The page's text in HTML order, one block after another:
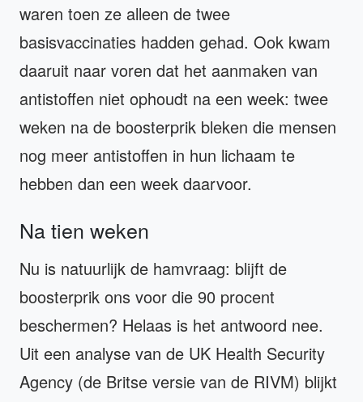
waren toen ze alleen de twee
basisvaccinaties hadden gehad. Ook kwam
daaruit naar voren dat het aanmaken van
antistoffen niet ophoudt na een week: twee
weken na de boosterprik bleken die mensen
nog meer antistoffen in hun lichaam te
hebben dan een week daarvoor.
Na tien weken
Nu is natuurlijk de hamvraag: blijft de
boosterprik ons voor die 90 procent
beschermen? Helaas is het antwoord nee.
Uit een analyse van de UK Health Security
Agency (de Britse versie van de RIVM) blijkt